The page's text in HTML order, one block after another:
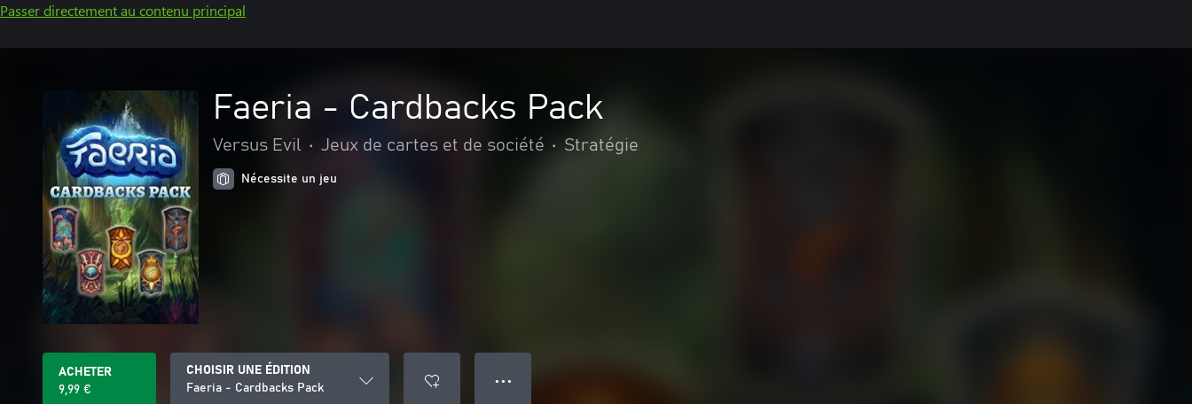
Passer directement au contenu principal
Faeria - Cardbacks Pack
Versus Evil • Jeux de cartes et de société • Stratégie
Nécessite un jeu
ACHETER
9,99 €
CHOISIR UNE ÉDITION
Faeria - Cardbacks Pack
● ● ●